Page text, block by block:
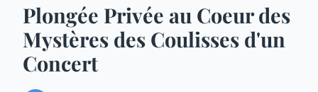
Plongée Privée au Coeur des
Mystères des Coulisses d'un
Concert